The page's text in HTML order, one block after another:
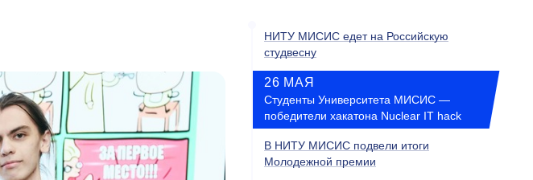
НИТУ МИСИС едет на Российскую
студвесну
26 МАЯ
Студенты Университета МИСИС —
победители хакатона Nuclear IT hack
В НИТУ МИСИС подвели итоги
Молодежной премии